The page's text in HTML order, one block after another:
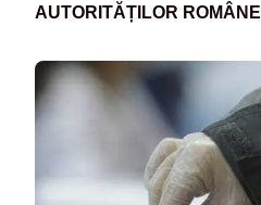
AUTORITĂȚILOR ROMÂNE